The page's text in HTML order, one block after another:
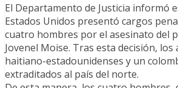
El Departamento de Justicia informó
Estados Unidos presentó cargos
cuatro hombres por el asesinato del
Jovenel Moise. Tras esta decisión, los
haitiano-estadounidenses y un
extraditados al país del norte.